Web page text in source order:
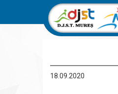
18.09.2020